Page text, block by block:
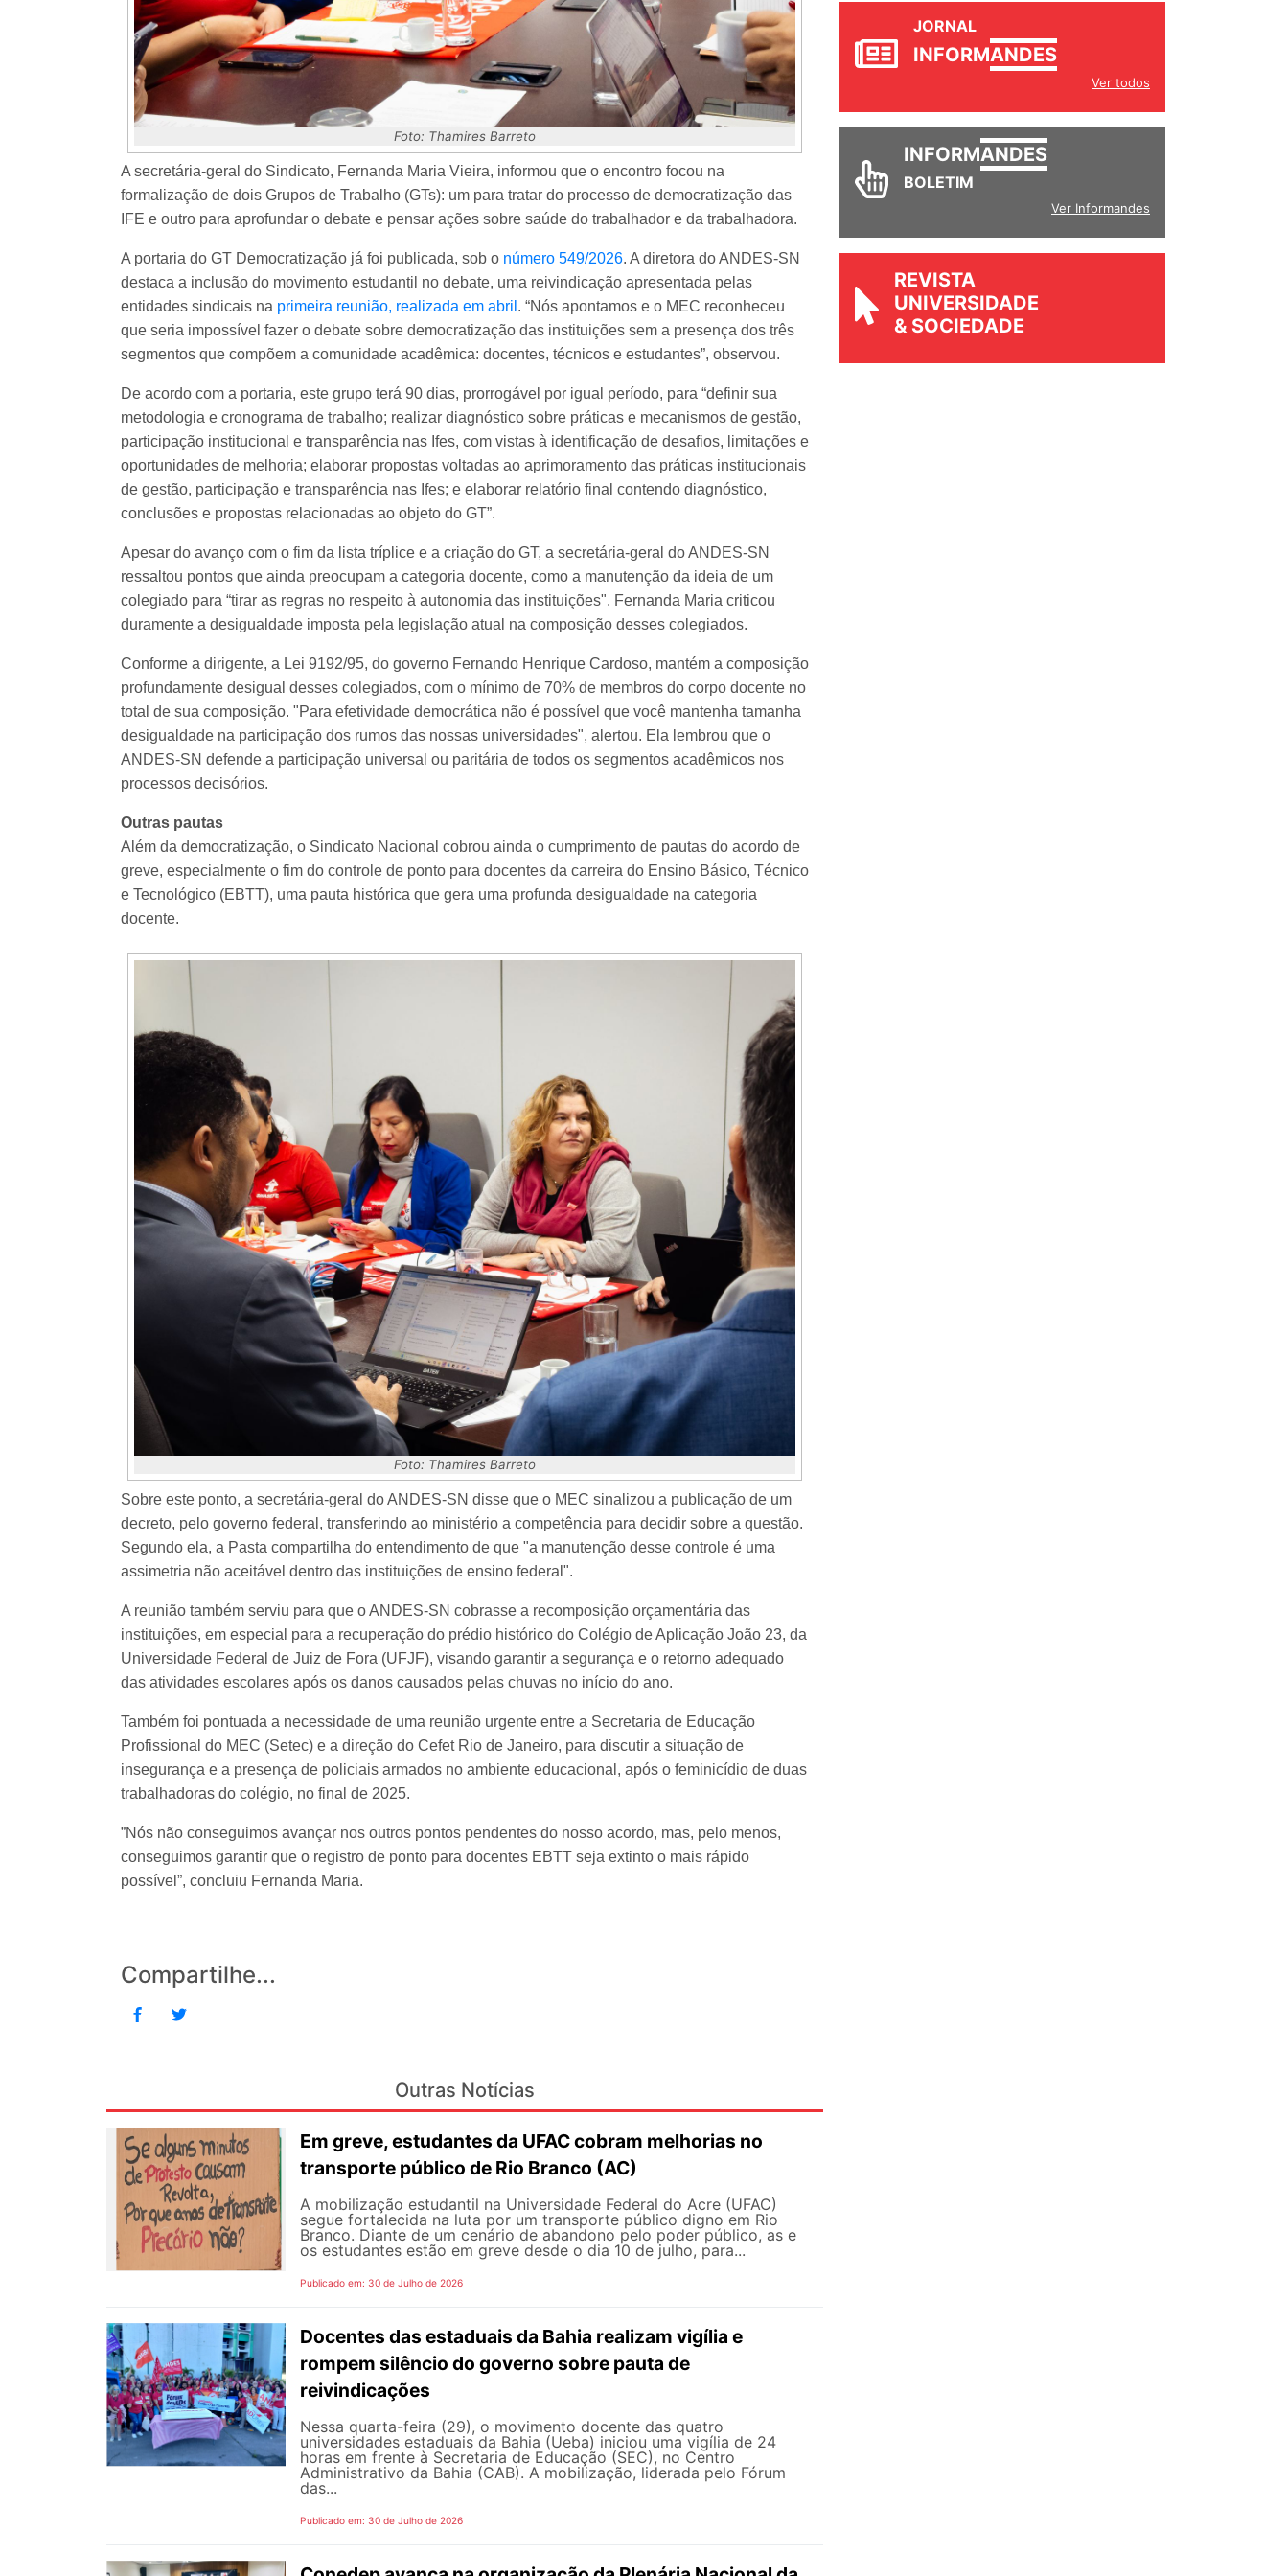
Foto: Thamires Barreto
A secretária-geral do Sindicato, Fernanda Maria Vieira, informou que o encontro focou na
formalização de dois Grupos de Trabalho (GTs): um para tratar do processo de democratização das
IFE e outro para aprofundar o debate e pensar ações sobre saúde do trabalhador e da trabalhadora.
A portaria do GT Democratização já foi publicada, sob o número 549/2026. A diretora do ANDES-SN
destaca a inclusão do movimento estudantil no debate, uma reivindicação apresentada pelas
entidades sindicais na primeira reunião, realizada em abril . “Nós apontamos e o MEC reconheceu
que seria impossível fazer o debate sobre democratização das instituições sem a presença dos três
segmentos que compõem a comunidade acadêmica: docentes, técnicos e estudantes”, observou.
De acordo com a portaria, este grupo terá 90 dias, prorrogável por igual período, para “definir sua
metodologia e cronograma de trabalho; realizar diagnóstico sobre práticas e mecanismos de gestão,
participação institucional e transparência nas Ifes, com vistas à identificação de desafios, limitações e
oportunidades de melhoria; elaborar propostas voltadas ao aprimoramento das práticas institucionais
de gestão, participação e transparência nas Ifes; e elaborar relatório final contendo diagnóstico,
conclusões e propostas relacionadas ao objeto do GT”.
Apesar do avanço com o fim da lista tríplice e a criação do GT, a secretária-geral do ANDES-SN
ressaltou pontos que ainda preocupam a categoria docente, como a manutenção da ideia de um
colegiado para “tirar as regras no respeito à autonomia das instituições". Fernanda Maria criticou
duramente a desigualdade imposta pela legislação atual na composição desses colegiados.
Conforme a dirigente, a Lei 9192/95, do governo Fernando Henrique Cardoso, mantém a composição
profundamente desigual desses colegiados, com o mínimo de 70% de membros do corpo docente no
total de sua composição. "Para efetividade democrática não é possível que você mantenha tamanha
desigualdade na participação dos rumos das nossas universidades", alertou. Ela lembrou que o
ANDES-SN defende a participação universal ou paritária de todos os segmentos acadêmicos nos
processos decisórios.
Outras pautas
Além da democratização, o Sindicato Nacional cobrou ainda o cumprimento de pautas do acordo de
greve, especialmente o fim do controle de ponto para docentes da carreira do Ensino Básico, Técnico
e Tecnológico (EBTT), uma pauta histórica que gera uma profunda desigualdade na categoria
docente.
Foto: Thamires Barreto
Sobre este ponto, a secretária-geral do ANDES-SN disse que o MEC sinalizou a publicação de um
decreto, pelo governo federal, transferindo ao ministério a competência para decidir sobre a questão.
Segundo ela, a Pasta compartilha do entendimento de que "a manutenção desse controle é uma
assimetria não aceitável dentro das instituições de ensino federal".
A reunião também serviu para que o ANDES-SN cobrasse a recomposição orçamentária das
instituições, em especial para a recuperação do prédio histórico do Colégio de Aplicação João 23, da
Universidade Federal de Juiz de Fora (UFJF), visando garantir a segurança e o retorno adequado
das atividades escolares após os danos causados pelas chuvas no início do ano.
Também foi pontuada a necessidade de uma reunião urgente entre a Secretaria de Educação
Profissional do MEC (Setec) e a direção do Cefet Rio de Janeiro, para discutir a situação de
insegurança e a presença de policiais armados no ambiente educacional, após o feminicídio de duas
trabalhadoras do colégio, no final de 2025.
”Nós não conseguimos avançar nos outros pontos pendentes do nosso acordo, mas, pelo menos,
conseguimos garantir que o registro de ponto para docentes EBTT seja extinto o mais rápido
possível”, concluiu Fernanda Maria.
Compartilhe...
Outras Notícias
Em greve, estudantes da UFAC cobram melhorias no
transporte público de Rio Branco (AC)
A mobilização estudantil na Universidade Federal do Acre (UFAC)
segue fortalecida na luta por um transporte público digno em Rio
Branco. Diante de um cenário de abandono pelo poder público, as e
os estudantes estão em greve desde o dia 10 de julho, para...
Publicado em: 30 de Julho de 2026
Docentes das estaduais da Bahia realizam vigília e
rompem silêncio do governo sobre pauta de
reivindicações
Nessa quarta-feira (29), o movimento docente das quatro
universidades estaduais da Bahia (Ueba) iniciou uma vigília de 24
horas em frente à Secretaria de Educação (SEC), no Centro
Administrativo da Bahia (CAB). A mobilização, liderada pelo Fórum
das...
Publicado em: 30 de Julho de 2026
JORNAL
Ver todos
INFORM
Ver Informandes
REVISTA
UNIVERSIDADE